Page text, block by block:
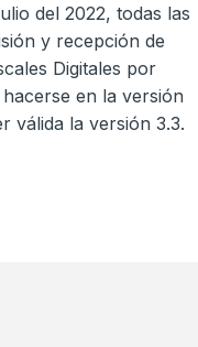
del 2022, todas las
y recepción de
Digitales por
en la versión
válida la versión 3.3.